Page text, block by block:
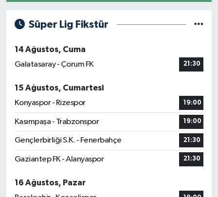
Süper Lig Fikstür
14 Ağustos, Cuma
Galatasaray - Çorum FK
21:30
15 Ağustos, Cumartesi
Konyaspor - Rizespor
19:00
Kasımpaşa - Trabzonspor 19:00
Gençlerbirliği S.K. - Fenerbahçe 21:30
Gaziantep FK - Alanyaspor 21:30
16 Ağustos, Pazar